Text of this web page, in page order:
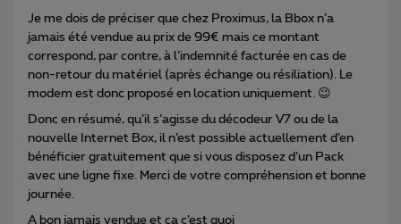
Je me dois de préciser que chez Proximus, la Bbox n’a
jamais été vendue au prix de 99€ mais ce montant
correspond, par contre, à l’indemnité facturée en cas de
non-retour du matériel (après échange ou résiliation). Le
modem est donc proposé en location uniquement. 😉
Donc en résumé, qu’il s’agisse du décodeur V7 ou de la
nouvelle Internet Box, il n’est possible actuellement d’en
bénéficier gratuitement que si vous disposez d’un Pack
avec une ligne fixe. Merci de votre compréhension et bonne
journée.
A bon jamais vendue et ça c’est quoi